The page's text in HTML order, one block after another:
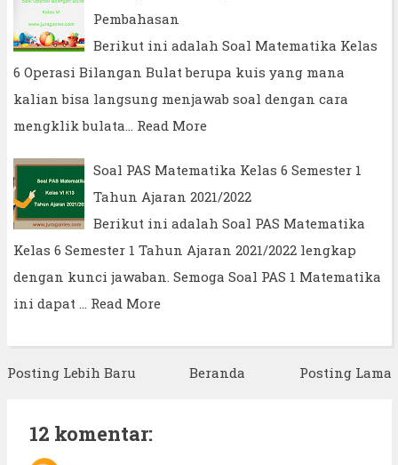
Pembahasan
Berikut ini adalah Soal Matematika Kelas
6 Operasi Bilangan Bulat berupa kuis yang mana
kalian bisa langsung menjawab soal dengan cara
mengklik bulata… Read More
Soal PAS Matematika Kelas 6 Semester 1
Tahun Ajaran 2021/2022
Berikut ini adalah Soal PAS Matematika
Kelas 6 Semester 1 Tahun Ajaran 2021/2022 lengkap
dengan kunci jawaban. Semoga Soal PAS 1 Matematika
ini dapat … Read More
Posting Lebih Baru Posting Lama
Beranda
12 komentar: